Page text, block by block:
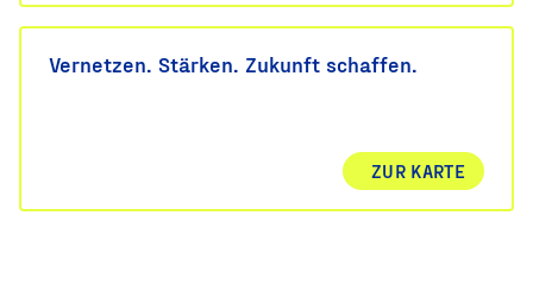
Vernetzen. Stärken. Zukunft schaffen.
ZUR KARTE